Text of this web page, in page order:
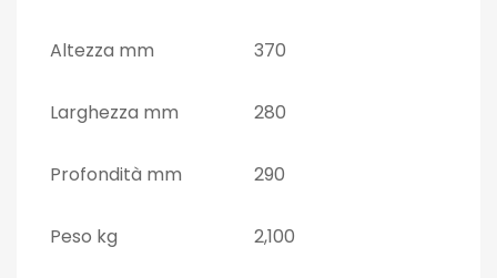
Altezza mm 370
Larghezza mm 280
Profondità mm 290
Peso kg 2,100